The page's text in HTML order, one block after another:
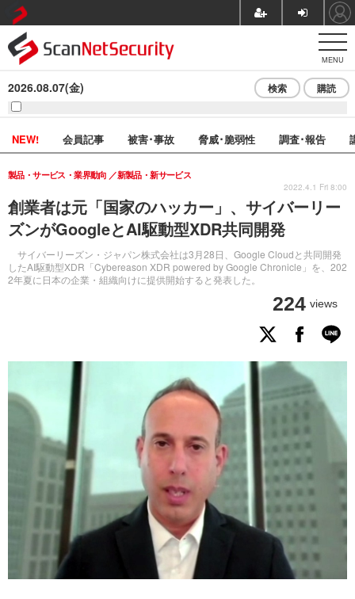
MENU
2026.08.07(金) 検索 購読
NEW! 会員記事 被害･事故 脅威･脆弱性 調査･報告
創業者は元「国家のハッカー」、サイバーリー
ズンがGoogleとAI駆動型XDR共同開発
サイバーリーズン・ジャパン株式会社は3月28日、Google Cloudと共同開発
したAI駆動型XDR「Cybereason XDR powered by Google Chronicle」を、202
2年夏に日本の企業・組織向けに提供開始すると発表した。
製品・サービス・業界動向 新製品・新サービス
224 views
2022.4.1 Fri 8:00